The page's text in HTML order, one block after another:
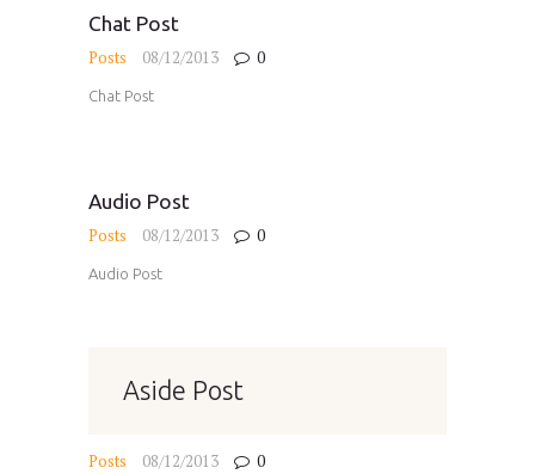
Chat Post
Posts 08/12/2013 0
Chat Post
Audio Post
Posts 08/12/2013 0
Audio Post
Aside Post
Posts 08/12/2013 0